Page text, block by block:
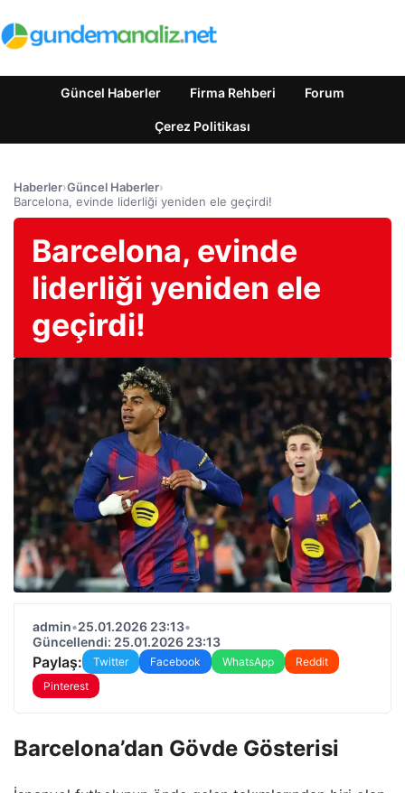
Güncel Haberler Firma Rehberi Forum
Çerez Politikası
Haberler›Güncel Haberler›
Barcelona, evinde liderliği yeniden ele geçirdi!
Barcelona, evinde
liderliği yeniden ele
geçirdi!
admin•25.01.2026 23:13•
Güncellendi: 25.01.2026 23:13
Paylaş: Twitter Facebook WhatsApp
Reddit
Pinterest
Barcelona’dan Gövde Gösterisi